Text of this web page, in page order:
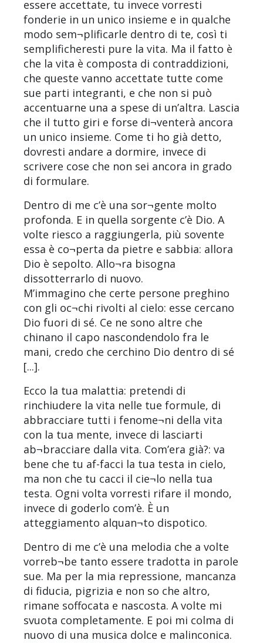
essere accettate, tu invece vorresti
fonderie in un unico insieme e in qualche
modo sem¬plificarle dentro di te, così ti
semplificheresti pure la vita. Ma il fatto è
che la vita è composta di contraddizioni,
che queste vanno accettate tutte come
sue parti integranti, e che non si può
accentuarne una a spese di un’altra. Lascia
che il tutto giri e forse di¬venterà ancora
un unico insieme. Come ti ho già detto,
dovresti andare a dormire, invece di
scrivere cose che non sei ancora in grado
di formulare.
Dentro di me c’è una sor¬gente molto
profonda. E in quella sorgente c’è Dio. A
volte riesco a raggiungerla, più sovente
essa è co¬perta da pietre e sabbia: allora
Dio è sepolto. Allo¬ra bisogna
dissotterrarlo di nuovo.
M’immagino che certe persone preghino
con gli oc¬chi rivolti al cielo: esse cercano
Dio fuori di sé. Ce ne sono altre che
chinano il capo nascondendolo fra le
mani, credo che cerchino Dio dentro di sé
[...].
Ecco la tua malattia: pretendi di
rinchiudere la vita nelle tue formule, di
abbracciare tutti i fenome¬ni della vita
con la tua mente, invece di lasciarti
ab¬bracciare dalla vita. Com’era già?: va
bene che tu af-facci la tua testa in cielo,
ma non che tu cacci il cie¬lo nella tua
testa. Ogni volta vorresti rifare il mondo,
invece di goderlo com’è. È un
atteggiamento alquan¬to dispotico.
Dentro di me c’è una melodia che a volte
vorreb¬be tanto essere tradotta in parole
sue. Ma per la mia repressione, mancanza
di fiducia, pigrizia e non so che altro,
rimane soffocata e nascosta. A volte mi
svuota completamente. E poi mi colma di
nuovo di una musica dolce e malinconica.